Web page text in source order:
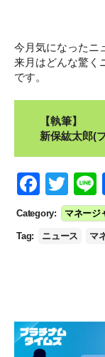
今月気になったニ
来月はどんな驚く
です。
【執筆】
新保紘太郎(
F
a
c
o
k
T
wi
tt
Category: マネージ
Tag: ニュース マ